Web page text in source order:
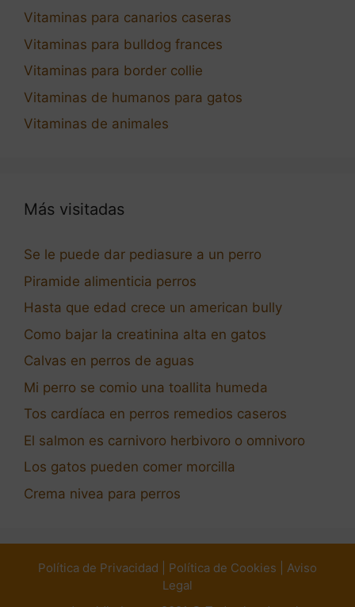
Vitaminas para canarios caseras
Vitaminas para bulldog frances
Vitaminas para border collie
Vitaminas de humanos para gatos
Vitaminas de animales
Más visitadas
Se le puede dar pediasure a un perro
Piramide alimenticia perros
Hasta que edad crece un american bully
Como bajar la creatinina alta en gatos
Calvas en perros de aguas
Mi perro se comio una toallita humeda
Tos cardíaca en perros remedios caseros
El salmon es carnivoro herbivoro o omnivoro
Los gatos pueden comer morcilla
Crema nivea para perros
Política de Privacidad Política de Cookies
Aviso
Legal